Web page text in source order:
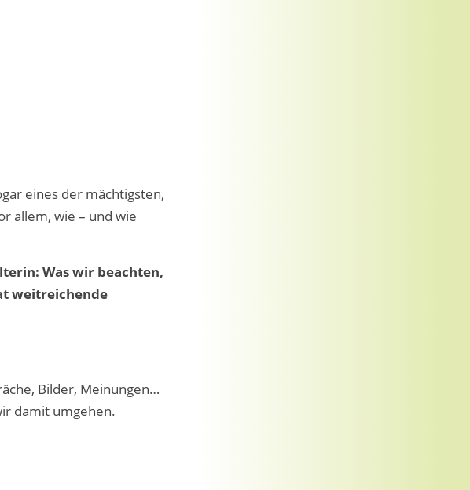
eines der mächtigsten,
allem, wie – und wie
Was wir beachten,
weitreichende
Bilder, Meinungen…
damit umgehen.